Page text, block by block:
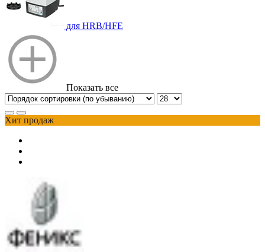
для HRB/HFE
Показать все
Хит продаж